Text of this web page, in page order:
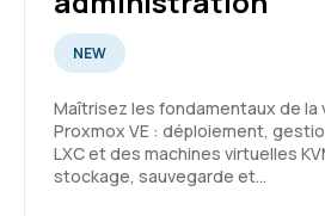
Thierry D.
NEW
Maîtrisez les fondamentaux de la
Proxmox VE : déploiement,
LXC et des machines virtuelles
stockage, sauvegarde et…